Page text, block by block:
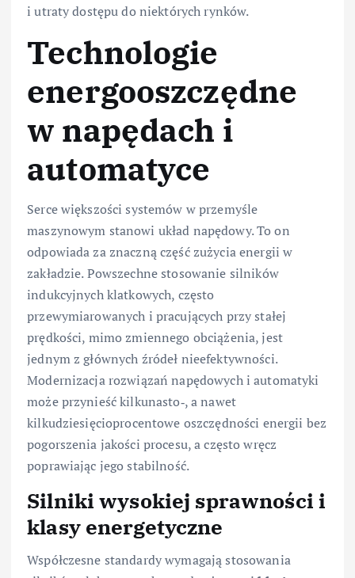
i utraty dostępu do niektórych rynków.
Technologie
energooszczędne
w napędach i
automatyce
Serce większości systemów w przemyśle
maszynowym stanowi układ napędowy. To on
odpowiada za znaczną część zużycia energii w
zakładzie. Powszechne stosowanie silników
indukcyjnych klatkowych, często
przewymiarowanych i pracujących przy stałej
prędkości, mimo zmiennego obciążenia, jest
jednym z głównych źródeł nieefektywności.
Modernizacja rozwiązań napędowych i automatyki
może przynieść kilkunasto‑, a nawet
kilkudziesięcioprocentowe oszczędności energii bez
pogorszenia jakości procesu, a często wręcz
poprawiając jego stabilność.
Silniki wysokiej sprawności i
klasy energetyczne
Współczesne standardy wymagają stosowania